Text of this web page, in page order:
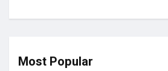
Most Popular